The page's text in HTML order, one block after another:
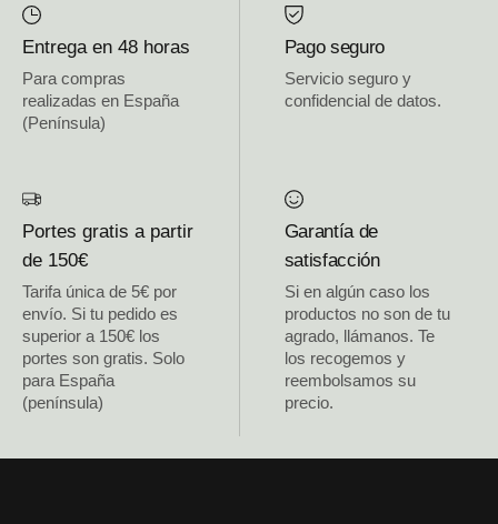
Entrega en 48 horas
Para compras
realizadas en España
(Península)
Pago seguro
Servicio seguro y
confidencial de datos.
Portes gratis a partir
de 150€
Tarifa única de 5€ por
envío. Si tu pedido es
superior a 150€ los
portes son gratis. Solo
para España
(península)
Garantía de
satisfacción
Si en algún caso los
productos no son de tu
agrado, llámanos. Te
los recogemos y
reembolsamos su
precio.